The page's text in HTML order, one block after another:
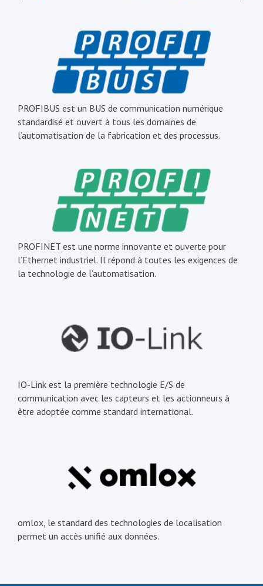
PROFIBUS est un BUS de communication numérique
standardisé et ouvert à tous les domaines de
l’automatisation de la fabrication et des processus.
PROFINET est une norme innovante et ouverte pour
l’Ethernet industriel. Il répond à toutes les exigences de
la technologie de l’automatisation.
IO-Link est la première technologie E/S de
communication avec les capteurs et les actionneurs à
être adoptée comme standard international.
omlox, le standard des technologies de localisation
permet un accès unifié aux données.